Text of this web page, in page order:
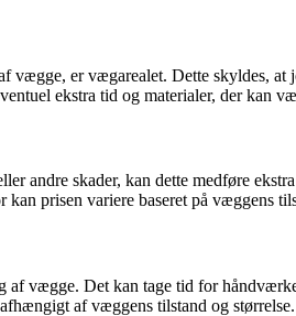
er vægarealet. Dette skyldes,
ekstra tid og materialer, der kan
andre skader, kan dette medføre
prisen variere baseret på væggens
vægge. Det kan tage tid for
af væggens tilstand og størrelse.